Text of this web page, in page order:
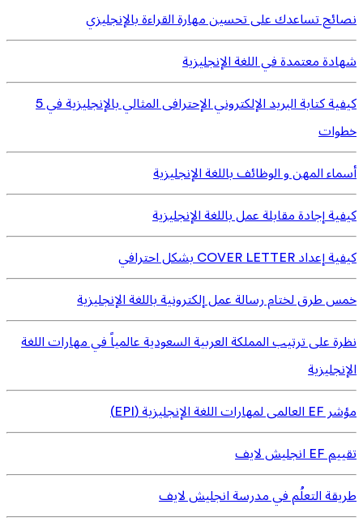
نصائح تساعدك على تحسين مهارة القراءة بالإنجليزي
شهادة معتمدة في اللغة الإنجليزية
كيفية كتابة البريد الإلكتروني الإحترافى المثالي بالإنجليزية في 5
خطوات
أسماء المهن و الوظائف باللغة الإنجليزية
كيفية إجادة مقابلة عمل باللغة الإنجليزية
كيفية إعداد COVER LETTER بشكل احترافي
خمس طرق لختام رسالة عمل إلكترونية باللغة الإنجليزية
نظرة على ترتيب المملكة العربية السعودية عالمياً في مهارات اللغة
الإنجليزية
مؤشر EF العالمى لمهارات اللغة الإنجليزية (EPI)
تقييم EF انجليش لايف
طريقة التعلُم في مدرسة انجليش لايف